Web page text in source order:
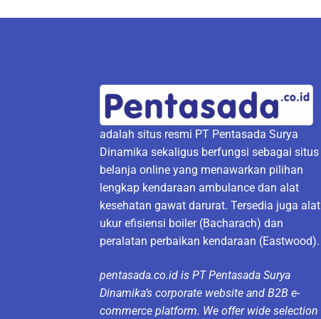
adalah situs resmi PT Pentasada Surya
Dinamika sekaligus berfungsi sebagai situs
belanja online yang menawarkan pilihan
lengkap kendaraan ambulance dan alat
kesehatan gawat darurat. Tersedia juga alat
ukur efisiensi boiler (Bacharach) dan
peralatan perbaikan kendaraan (Eastwood).
pentasada.co.id is PT Pentasada Surya
Dinamika’s corporate website and B2B e-
commerce platform. We offer wide selection